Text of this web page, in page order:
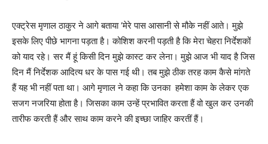
एक्ट्रेस मृणाल ठाकुर ने आगे बताया ‘मेरे पास आसानी से मौके नहीं आते। मुझे
इसके लिए पीछे भागना पड़ता है। कोशिश करनी पड़ती है कि मेरा चेहरा निर्देशकों
को याद रहे। सर मैं हूं किसी दिन मुझे कास्ट कर लेना। मुझे आज भी याद है जिस
दिन मैं निर्देशक आदित्य धर के पास गई थी। तब मुझे ठीक तरह काम कैसे मांगते
हैं यह भी नहीं पता था। आगे मृणाल ने कहा कि उनका हमेशा काम के लेकर एक
सजग नजरिया होता है। जिसका काम उन्हें प्रभावित करता हैं वो खुल कर उनकी
तारीफ करती हैं और साथ काम करने की इच्छा जाहिर करतीं हैं।